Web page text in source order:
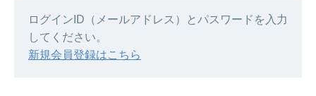
ログインID（メールアドレス）とパスワードを入力
してください。
新規会員登録はこちら